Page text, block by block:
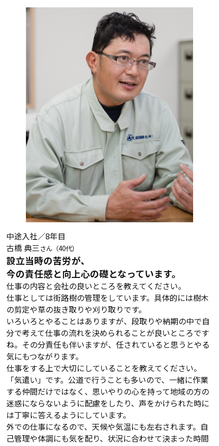
中途入社／8年目
古橋 典三さん（40代）
設立当時の苦労が、
今の責任感と向上心の礎となっています。
仕事の内容と会社の良いところを教えてください。
仕事としては街路樹の管理をしています。具体的には樹木
の剪定や草の抜き取りや刈り取りです。
いろいろとやることはありますが、段取りや納期の中で自
分で考えて仕事の流れを決められることが良いところです
ね。その分責任も伴いますが、任されていると思うとやる
気にもつながります。
仕事をする上で大切にしていることを教えてください。
「気遣い」です。公道で行うことも多いので、一緒に作業
する仲間だけではなく、思いやりの心を持って地域の方の
迷惑にならないように配慮をしたり、声をかけられた時に
は丁寧に答えるようにしています。
外での仕事になるので、天候や気温にも左右されます。自
己管理や体調にも気を配り、状況に合わせて決まった時間